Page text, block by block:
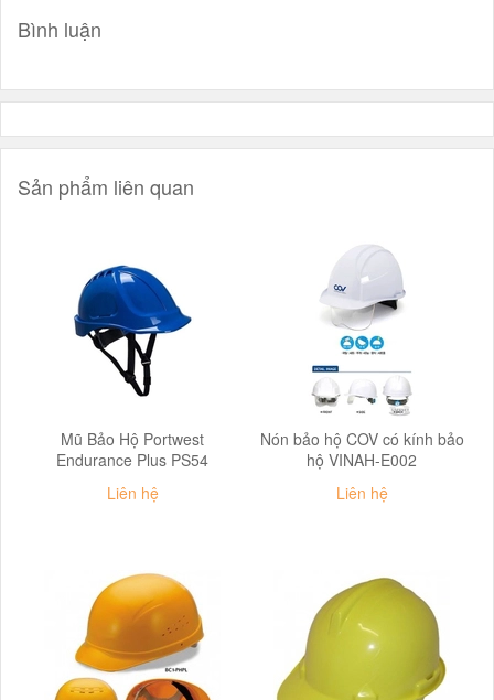
Bình luận
Sản phẩm liên quan
Mũ Bảo Hộ Portwest
Endurance Plus PS54
Liên hệ
Nón bảo hộ COV có kính bảo
hộ VINAH-E002
Liên hệ